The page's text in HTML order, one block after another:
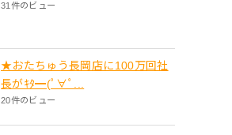
31件のビュー
★おたちゅう長岡店に100万回社
長がｷﾀ━(ﾟ∀ﾟ...
20件のビュー